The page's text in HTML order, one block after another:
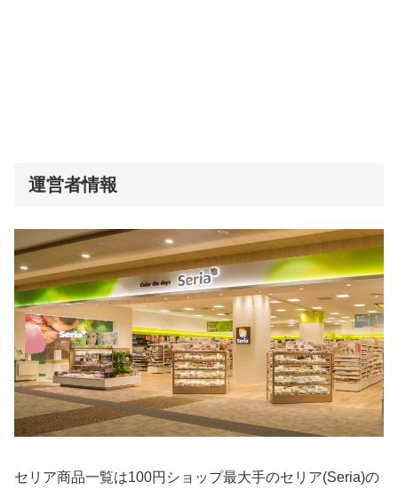
運営者情報
セリア商品一覧は100円ショップ最大手のセリア(Seria)の